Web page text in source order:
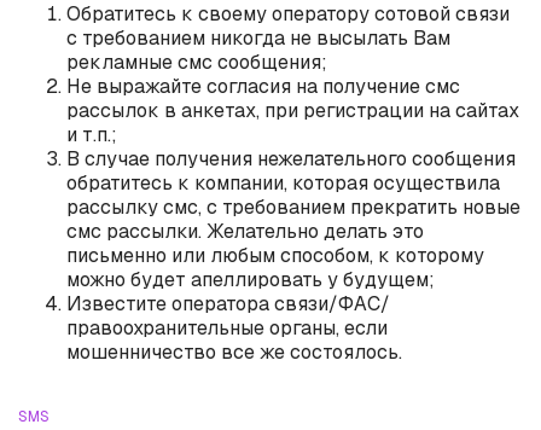
Обратитесь к своему оператору сотовой связи
с требованием никогда не высылать Вам
рекламные смс сообщения;
Не выражайте согласия на получение смс
рассылок в анкетах, при регистрации на сайтах
и т.п.;
В случае получения нежелательного сообщения
обратитесь к компании, которая осуществила
рассылку смс, с требованием прекратить новые
смс рассылки. Желательно делать это
письменно или любым способом, к которому
можно будет апеллировать у будущем;
Известите оператора связи/ФАС/
правоохранительные органы, если
мошенничество все же состоялось.
SMS